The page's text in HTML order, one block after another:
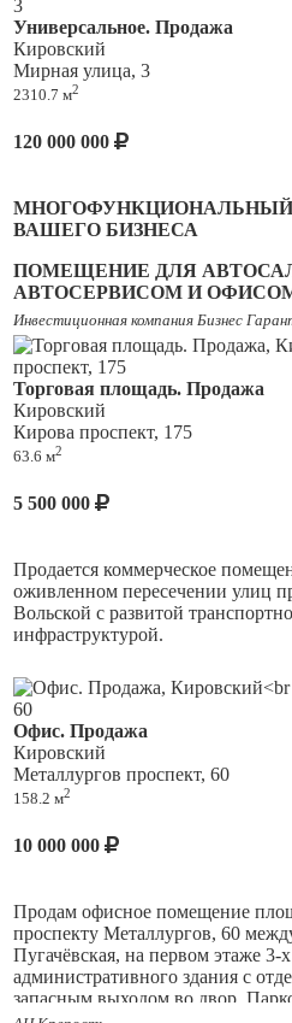
Универсальное. Продажа
Кировский
Мирная улица, 3
2310.7 м2
120 000 000
ВАШЕГО БИЗНЕСА
ПОМЕЩЕНИЕ ДЛЯ
АВТОСЕРВИСОМ И
С высоким транспортным
В ПРОДАЖУ ОБЪЕКТА
1. Административно-офисные
товара.
3. Производственно-складские
Площадь 1 106 кв.м.
Высота потолков 7 м
Высота ворот 3,5 м
Помещение идеально подходит
производства и т.п.
4. Мойка автомобилей -
Дополнительный источник
6. Клиентская парковка на 30
клиентов.
Инвестиционная компания Бизнес
Торговая площадь. Продажа
Кировский
Кирова проспект, 175
63.6 м2
5 500 000
Продается коммерческое
оживленном пересечении улиц
Вольской с развитой
инфраструктурой.
Первая линия, напротив
общественного транспорта.
маршруты автобусов,
В данной локации ваш бизнес
деятельность арендаторов всегда
интенсивным, стабильным
клиентов.
Офис. Продажа
Кировский
Металлургов проспект, 60
158.2 м2
10 000 000
Продам офисное помещение
проспекту Металлургов, 60
Пугачёвская, на первом этаже 3-
административного здания с
запасным выходом во двор.